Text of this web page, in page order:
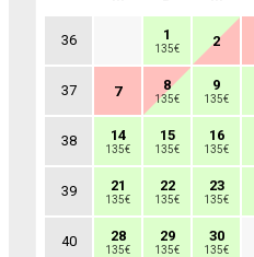
36 1
135€ 2
37 7 8
135€
9
135€
38 14
135€
15
135€
16
135€
39 21
135€
22
135€
23
135€
40 28
135€
29
135€
30
135€